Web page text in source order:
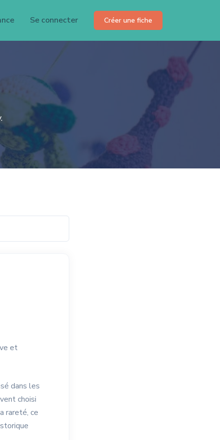
Se connecter Créer une fiche
et
dans les
choisi
rareté, ce